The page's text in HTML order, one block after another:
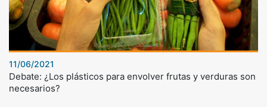
11/06/2021
Debate: ¿Los plásticos para envolver frutas y verduras son
necesarios?